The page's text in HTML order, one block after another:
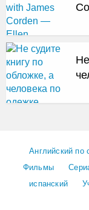
Английский по
Фильмы
испанский